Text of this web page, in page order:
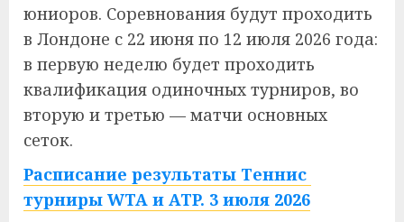
юниоров. Соревнования будут проходить
в Лондоне с 22 июня по 12 июля 2026 года:
в первую неделю будет проходить
квалификация одиночных турниров, во
вторую и третью — матчи основных
сеток.
Расписание результаты Теннис
турниры WTA и ATP. 3 июля 2026